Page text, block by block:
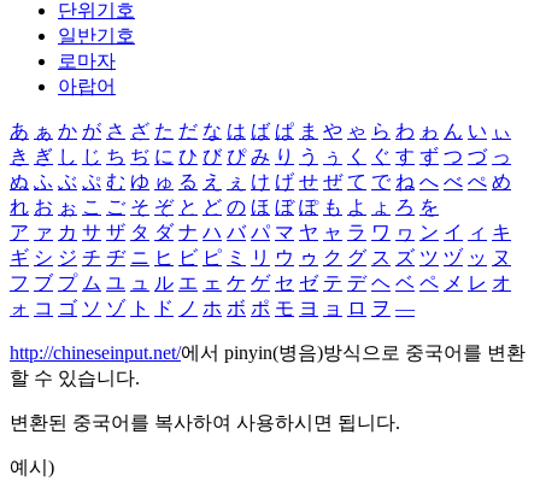
단위기호
일반기호
로마자
아랍어
あ ぁ か が さ ざ た だ な は ば ぱ ま や ゃ ら わ ゎ ん い ぃ
き ぎ し じ ち ぢ に ひ び ぴ み り う ぅ く ぐ す ず つ づ っ
ぬ ふ ぶ ぷ む ゆ ゅ る え ぇ け げ せ ぜ て で ね へ べ ぺ め
れ お ぉ こ ご そ ぞ と ど の ほ ぼ ぽ も よ ょ ろ を
ア ァ カ サ ザ タ ダ ナ ハ バ パ マ ヤ ャ ラ ワ ヮ ン イ ィ キ
ギ シ ジ チ ヂ ニ ヒ ビ ピ ミ リ ウ ゥ ク グ ス ズ ツ ヅ ッ ヌ
フ ブ プ ム ユ ュ ル エ ェ ケ ゲ セ ゼ テ デ ヘ ベ ペ メ レ オ
ォ コ ゴ ソ ゾ ト ド ノ ホ ボ ポ モ ヨ ョ ロ ヲ ―
http://chineseinput.net/에서 pinyin(병음)방식으로 중국어를 변환
할 수 있습니다.
변환된 중국어를 복사하여 사용하시면 됩니다.
예시)